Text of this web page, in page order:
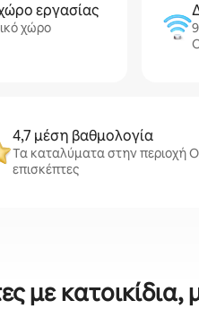
εργασίας
χώρο
4,7 μέση βαθμολογία
Τα καταλύματα στην περιοχή
επισκέπτες
με